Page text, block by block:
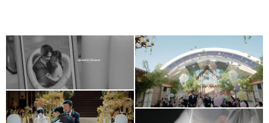
아모르아트웨딩컨벤션
대전S가든 웨딩홀
아모르아트웨딩컨벤션
아모르홀 Wedding